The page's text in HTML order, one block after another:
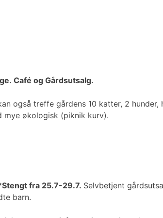
Café og Gårdsutsalg.
også treffe gårdens 10 katter, 2
mye økologisk (piknik kurv).
fra 25.7-29.7. Selvbetjent
barn.